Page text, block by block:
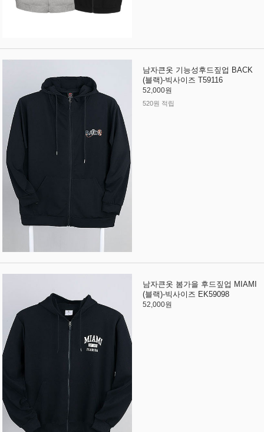
남자큰옷 기능성후드짚업 BACK
(블랙)-빅사이즈 T59116
52,000원
520원 적립
남자큰옷 봄가을 후드짚업 MIAMI
(블랙)-빅사이즈 EK59098
52,000원